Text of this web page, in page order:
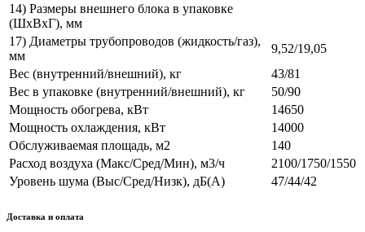
14) Размеры внешнего блока в упаковке
(ШхВхГ), мм
17) Диаметры трубопроводов (жидкость/газ),
мм
9,52/19,05
Вес (внутренний/внешний), кг
43/81
Вес в упаковке (внутренний/внешний), кг
50/90
Мощность обогрева, кВт
14650
Мощность охлаждения, кВт
14000
Обслуживаемая площадь, м2
140
Расход воздуха (Макс/Сред/Мин), м3/ч
2100/1750/1550
Уровень шума (Выс/Сред/Низк), дБ(А)
47/44/42
Доставка и оплата